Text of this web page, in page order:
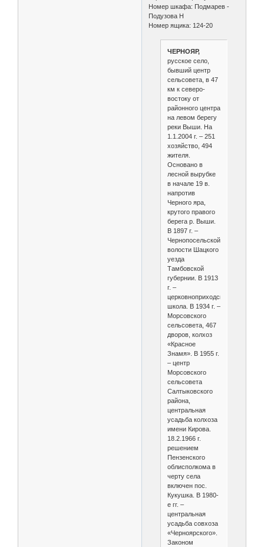
Номер шкафа: Подмарев -
Подузова Н
Номер ящика: 124-20
ЧЕРНОЯР,
русское село,
бывший центр
сельсовета, в 47
км к северо-
востоку от
районного центра
на левом берегу
реки Выши. На
1.1.2004 г. – 251
хозяйство, 494
жителя.
Основано в
лесной вырубке
в начале 19 в.
напротив
Черного яра,
крутого правого
берега р. Выши.
В 1897 г. –
Чернопосельской
волости Шацкого
уезда
Тамбовской
губернии. В 1913
г. –
церковноприходская
школа. В 1934 г. –
Морсовского
сельсовета, 467
дворов, колхоз
«Красное
Знамя». В 1955 г.
– центр
Морсовского
сельсовета
Салтыковского
района,
центральная
усадьба колхоза
имени Кирова.
18.2.1966 г.
решением
Пензенского
облисполкома в
черту села
включен пос.
Кукушка. В 1980-
е гг. –
центральная
усадьба совхоза
«Черноярского».
Законом